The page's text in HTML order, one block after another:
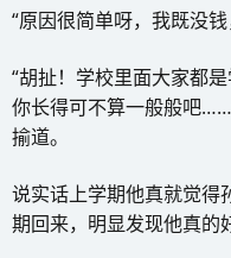
“原因很简单呀，我既没
“胡扯！学校里面大家都
你长得可不算一般般吧
揄道。
说实话上学期他真就觉得
期回来，明显发现他真的